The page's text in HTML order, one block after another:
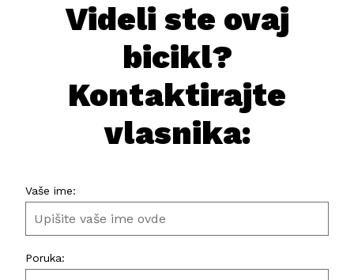
Videli ste ovaj
bicikl?
Kontaktirajte
vlasnika:
Vaše ime:
Poruka: